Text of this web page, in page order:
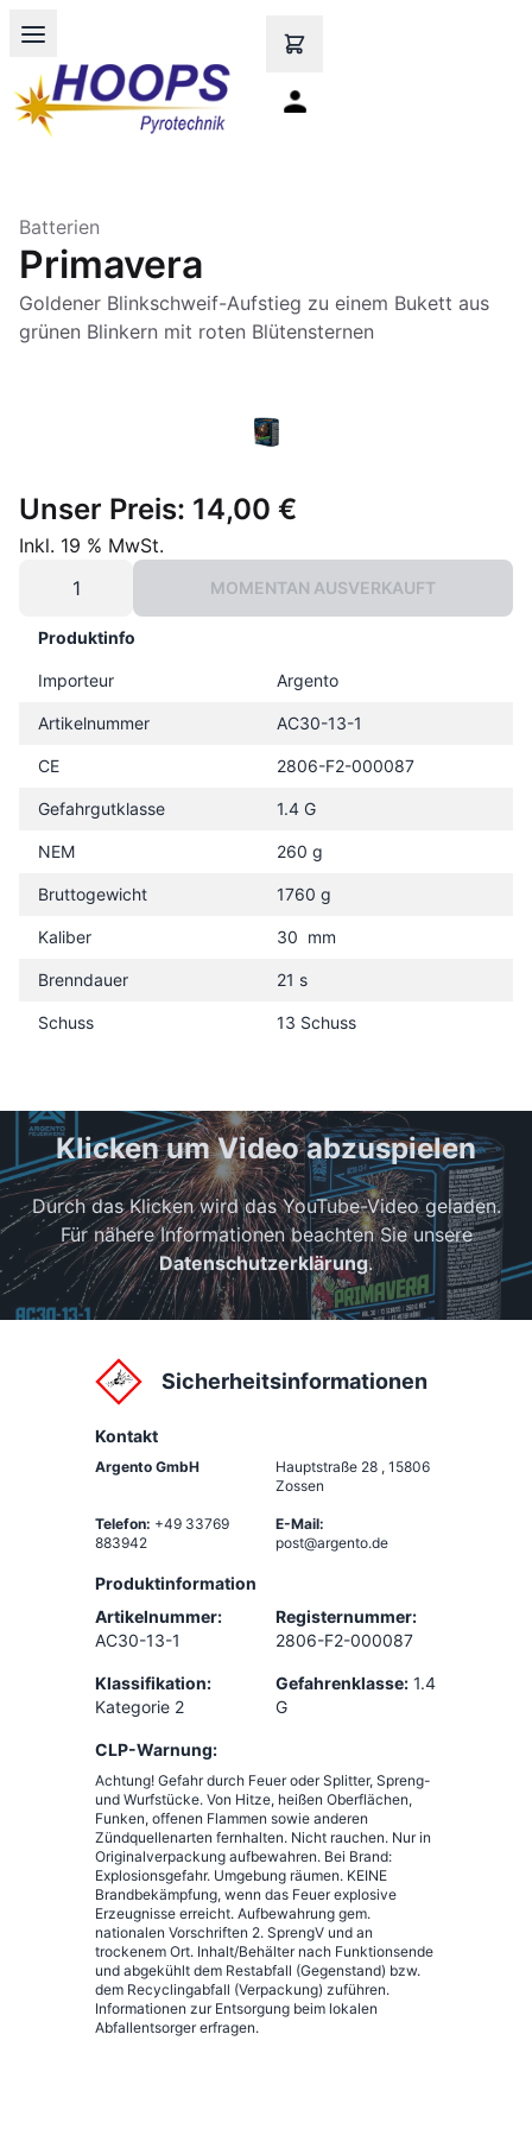
Open main menu
Batterien
Primavera
Goldener Blinkschweif-Aufstieg zu einem Bukett aus
grünen Blinkern mit roten Blütensternen
Unser Preis: 14,00 €
Inkl. 19 % MwSt.
MOMENTAN AUSVERKAUFT
Produktinfo
Importeur Argento
Artikelnummer AC30-13-1
CE 2806-F2-000087
Gefahrgutklasse 1.4 G
NEM 260 g
Bruttogewicht 1760 g
Kaliber 30 mm
Brenndauer 21 s
Schuss 13 Schuss
Klicken um Video abzuspielen
Durch das Klicken wird das YouTube-Video geladen.
Für nähere Informationen beachten Sie unsere
Datenschutzerklärung.
Sicherheitsinformationen
Kontakt
Argento GmbH Hauptstraße 28 , 15806
Zossen
Telefon: +49 33769
883942
E-Mail:
post@argento.de
Produktinformation
Artikelnummer:
AC30-13-1
Registernummer:
2806-F2-000087
Klassifikation:
Kategorie 2
Gefahrenklasse: 1.4
G
CLP-Warnung:
Achtung! Gefahr durch Feuer oder Splitter, Spreng-
und Wurfstücke. Von Hitze, heißen Oberflächen,
Funken, offenen Flammen sowie anderen
Zündquellenarten fernhalten. Nicht rauchen. Nur in
Originalverpackung aufbewahren. Bei Brand:
Explosionsgefahr. Umgebung räumen. KEINE
Brandbekämpfung, wenn das Feuer explosive
Erzeugnisse erreicht. Aufbewahrung gem.
nationalen Vorschriften 2. SprengV und an
trockenem Ort. Inhalt/Behälter nach Funktionsende
und abgekühlt dem Restabfall (Gegenstand) bzw.
dem Recyclingabfall (Verpackung) zuführen.
Informationen zur Entsorgung beim lokalen
Abfallentsorger erfragen.